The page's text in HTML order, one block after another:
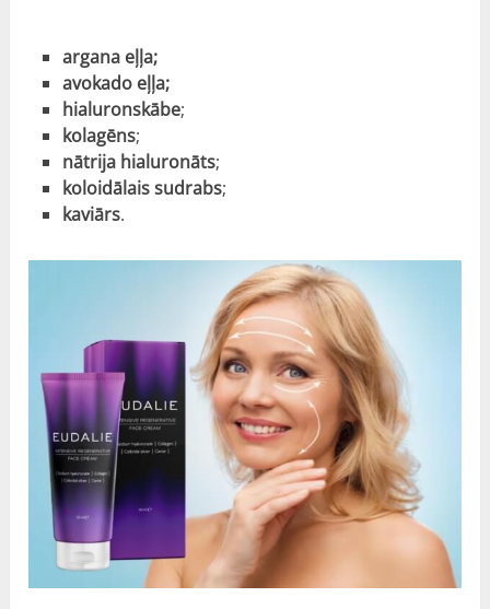
argana eļļa;
avokado eļļa;
hialuronskābe;
kolagēns;
nātrija hialuronāts;
koloidālais sudrabs;
kaviārs.